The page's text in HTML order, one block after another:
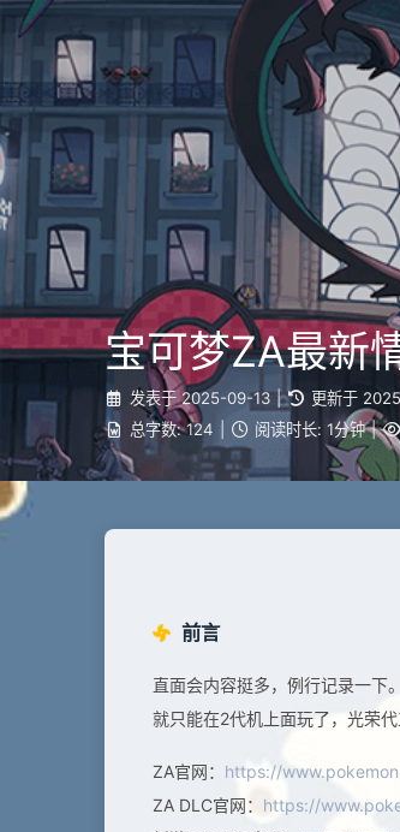
宝可梦ZA最新
发表于 2025-09-13 | 更新于
总字数: 124 阅读时长: 1分钟 |
前言
直面会内容挺多，例行记录一下
就只能在2代机上面玩了，光荣
ZA官网： https://
ZA DLC官网： https://